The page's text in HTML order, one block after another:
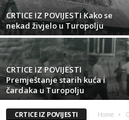
CRTICE IZ POVIJESTI Kako se
nekad živjelo u Turopolju
CRTICE IZ POVIJESTI
Premještanje starih kuća i
čardaka u Turopolju
CRTICE IZ POVIJESTI Home